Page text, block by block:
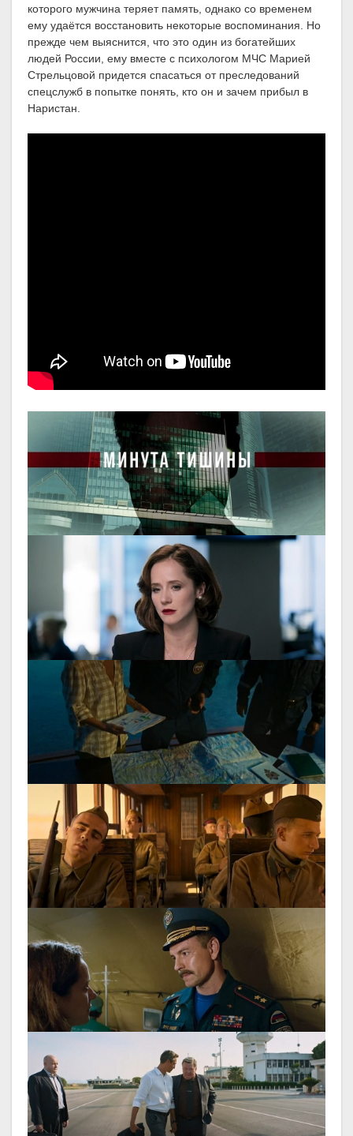
которого мужчина теряет память, однако со временем
ему удаётся восстановить некоторые воспоминания. Но
прежде чем выяснится, что это один из богатейших
людей России, ему вместе с психологом МЧС Марией
Стрельцовой придется спасаться от преследований
спецслужб в попытке понять, кто он и зачем прибыл в
Наристан.